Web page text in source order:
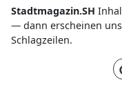
Stadtmagazin.SH
— dann erscheinen
Schlagzeilen.